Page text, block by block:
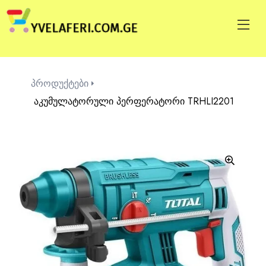
პროდუქტები
აკუმულატორული პერფერატორი TRHLI2201